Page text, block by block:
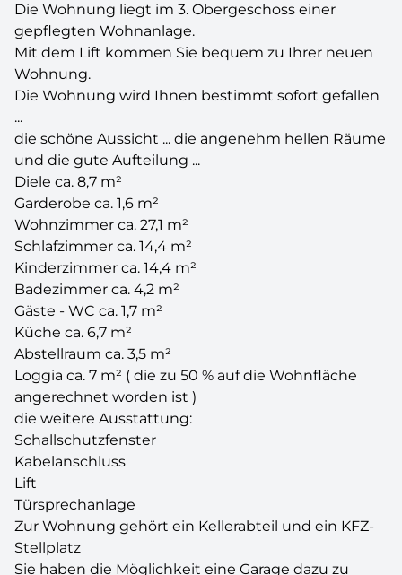
Die Wohnung liegt im 3. Obergeschoss einer
gepflegten Wohnanlage.
Mit dem Lift kommen Sie bequem zu Ihrer neuen
Wohnung.
Die Wohnung wird Ihnen bestimmt sofort gefallen
...
die schöne Aussicht ... die angenehm hellen Räume
und die gute Aufteilung ...
Diele ca. 8,7 m²
Garderobe ca. 1,6 m²
Wohnzimmer ca. 27,1 m²
Schlafzimmer ca. 14,4 m²
Kinderzimmer ca. 14,4 m²
Badezimmer ca. 4,2 m²
Gäste - WC ca. 1,7 m²
Küche ca. 6,7 m²
Abstellraum ca. 3,5 m²
Loggia ca. 7 m² ( die zu 50 % auf die Wohnfläche
angerechnet worden ist )
die weitere Ausstattung:
Schallschutzfenster
Kabelanschluss
Lift
Türsprechanlage
Zur Wohnung gehört ein Kellerabteil und ein KFZ-
Stellplatz
Sie haben die Möglichkeit eine Garage dazu zu